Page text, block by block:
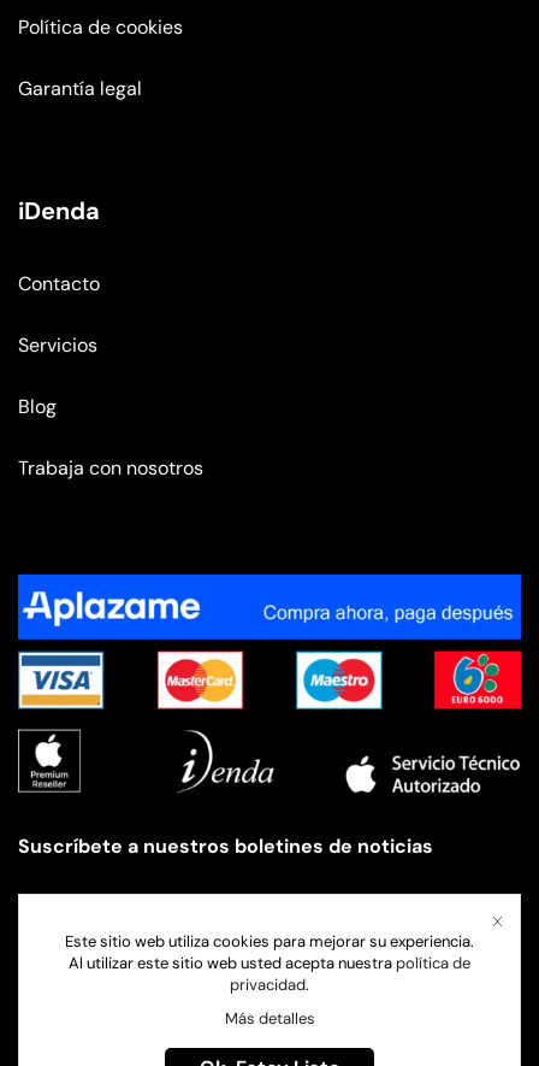
Política de cookies
Garantía legal
iDenda
Contacto
Servicios
Blog
Trabaja con nosotros
Suscríbete a nuestros boletines de noticias
Este sitio web utiliza cookies para mejorar su experiencia.
Al utilizar este sitio web usted acepta nuestra política de
privacidad.
Más detalles